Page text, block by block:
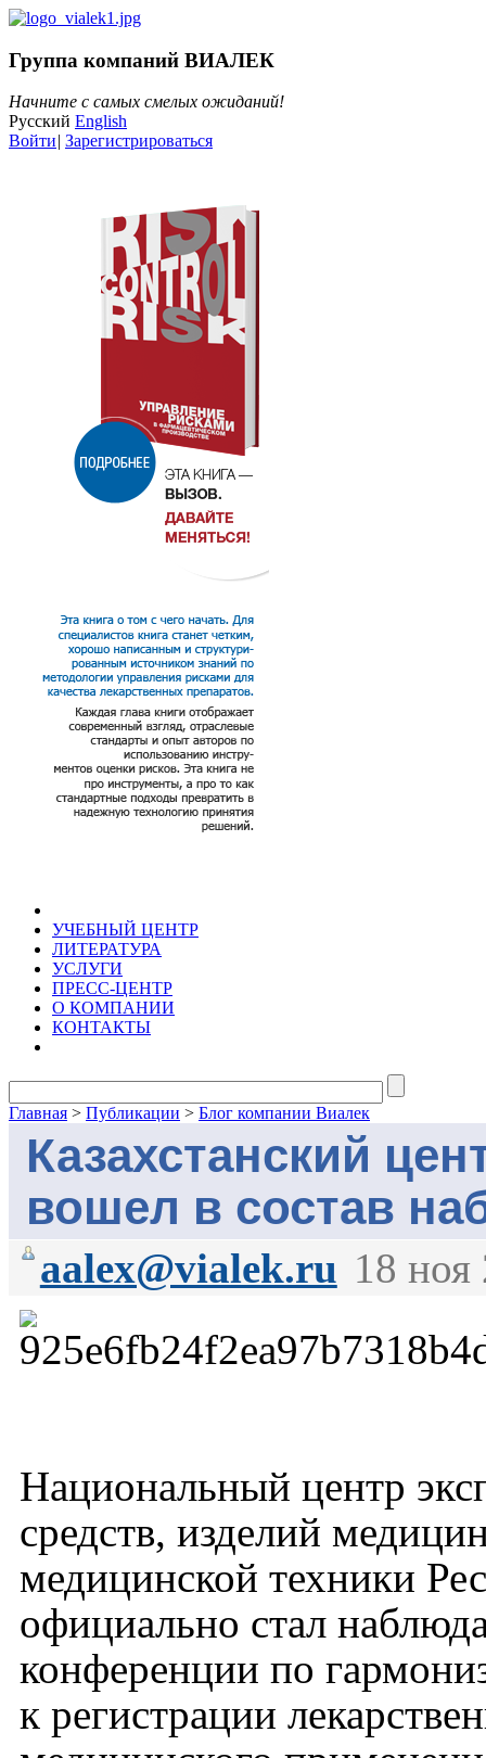
Группа компаний ВИАЛЕК
Начните с самых смелых ожиданий!
Русский English
Войти| Зарегистрироваться
УЧЕБНЫЙ ЦЕНТР
ЛИТЕРАТУРА
УСЛУГИ
ПРЕСС-ЦЕНТР
О КОМПАНИИ
КОНТАКТЫ
Главная > Публикации > Блог компании Виалек
Казахстанский
вошел в состав
aalex@vialek.ru 18 ноя
Национальный центр
средств, изделий
медицинской техники
официально стал
конференции по
к регистрации